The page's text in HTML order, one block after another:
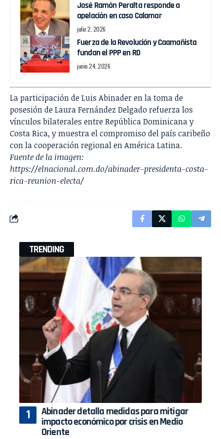
José Ramón Peralta responde a
apelación en caso Calamar
julio 2, 2026
Fuerza de la Revolución y Caamañista
fundan el PPP en RD
junio 24, 2026
La participación de Luis Abinader en la toma de
posesión de Laura Fernández Delgado refuerza los
vínculos bilaterales entre República Dominicana y
Costa Rica, y muestra el compromiso del país caribeño
con la cooperación regional en América Latina.
Fuente de la imagen:
https://elnacional.com.do/abinader-presidenta-costa-
rica-reunion-electa/
TRENDING
Abinader detalla medidas para mitigar
impacto económico por crisis en Medio
Oriente